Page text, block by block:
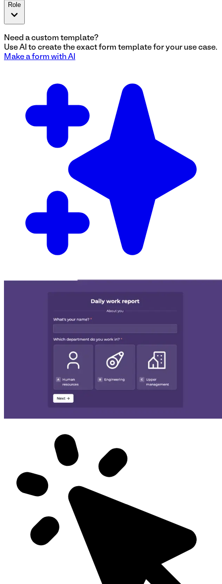
Role
Need a custom template?
Use AI to create the exact form template for your use case.
Make a form with AI